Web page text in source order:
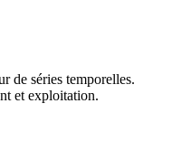
de séries temporelles.
et exploitation.